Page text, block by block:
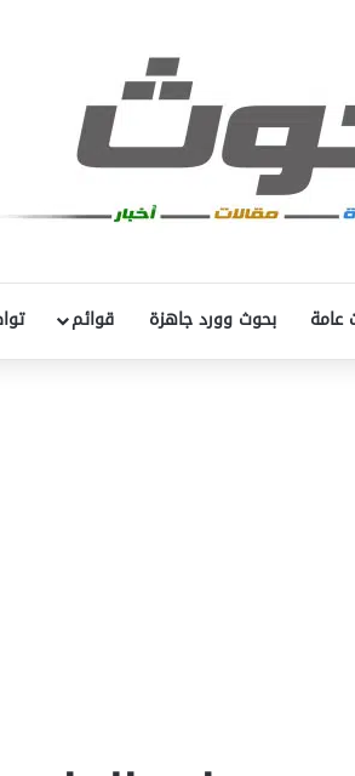
عامة بحوث وورد جاهزة قوائم